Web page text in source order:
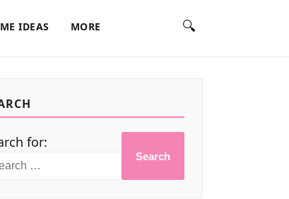
IDEAS MORE 🔍
for:
Search